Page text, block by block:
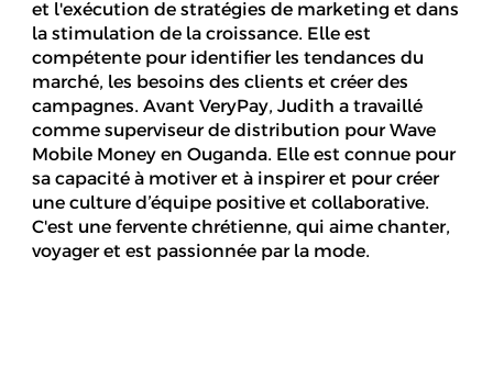
et l'exécution de stratégies de marketing et dans
la stimulation de la croissance. Elle est
compétente pour identifier les tendances du
marché, les besoins des clients et créer des
campagnes. Avant VeryPay, Judith a travaillé
comme superviseur de distribution pour Wave
Mobile Money en Ouganda. Elle est connue pour
sa capacité à motiver et à inspirer et pour créer
une culture d’équipe positive et collaborative.
C'est une fervente chrétienne, qui aime chanter,
voyager et est passionnée par la mode.